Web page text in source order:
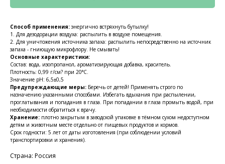
Способ применения:энергично встряхнуть бутылку!
1. Для дезодорации воздуха: распылить в воздухе помещения.
2. Для уничтожения источника запаха: распылить непосредственно на источник
запаха - гниющую микрофлору. Не смывать!
Основные характеристики:
Состав: вода, изопропанол, ароматизирующая добавка, краситель.
Плотность: 0,99 г/см? при 20°С.
Значение pH: 6,5±0,5
Предупреждающие меры: Беречь от детей! Применять строго по
назначению указанными способами. Избегать вдыхания при распылении,
проглатывания и попадания в глаза. При попадании в глаза промыть водой, при
необходимости обратиться к врачу.
Хранение: плотно закрытым в заводской упаковке в тёмном сухом недоступном
детям и животным месте отдельно от пищевых продуктов и кормов.
Срок годности: 5 лет от даты изготовления (при соблюдении условий
транспортировки и хранения).
Страна: Россия
КОНТАКТЫ
Ждём Вас в выставочном зале
г. Калининград, ул. Дзержинского, д. 125
777-987